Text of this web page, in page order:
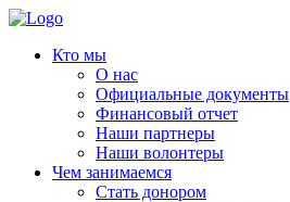
Кто мы
О нас
Официальные документы
Финансовый отчет
Наши партнеры
Наши волонтеры
Чем занимаемся
Стать донором